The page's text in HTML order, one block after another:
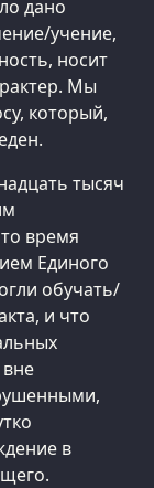
дано
учение,
носит
Мы
который,
тысяч
время
Единого
обучать/
и что
в